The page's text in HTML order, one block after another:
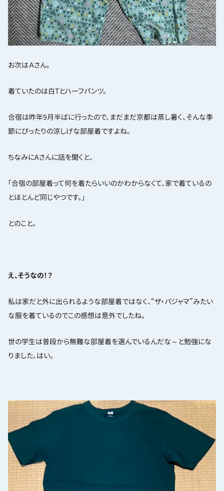
お次はＡさん。
着ていたのは白Tとハーフパンツ。
合宿は昨年9月半ばに行ったので、まだまだ京都は蒸し暑く、そんな季
節にぴったりの涼しげな部屋着ですよね。
ちなみにAさんに話を聞くと、
「合宿の部屋着って何を着たらいいのかわからなくて、家で着ているの
とほとんど同じやつです。」
とのこと。
え、そうなの！？
私は家だと外に出られるような部屋着ではなく、“ザ・パジャマ”みたい
な服を着ているのでこの感想は意外でしたね。
世の学生は普段から無難な部屋着を選んでいるんだな～と勉強にな
りました、はい。